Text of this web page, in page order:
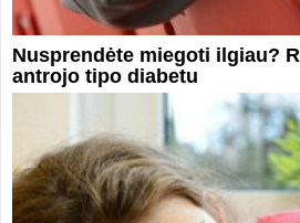
Nusprendėte miegoti ilgiau?
antrojo tipo diabetu